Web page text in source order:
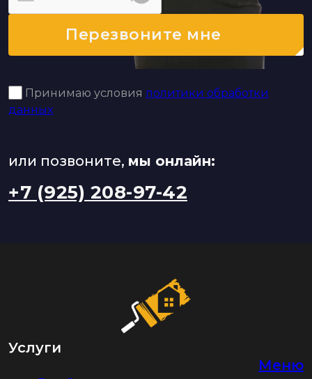
Перезвоните мне
Принимаю условия политики обработки
данных
или позвоните, мы онлайн:
+7 (925) 208-97-42
Услуги
Меню